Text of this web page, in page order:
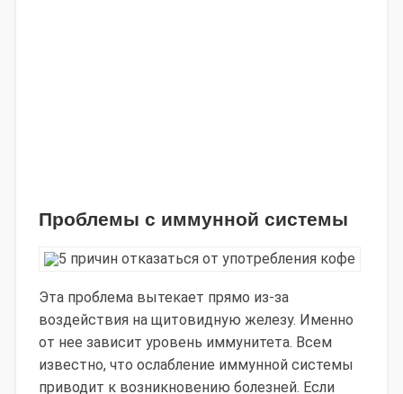
Проблемы с иммунной системы
Эта проблема вытекает прямо из-за
воздействия на щитовидную железу. Именно
от нее зависит уровень иммунитета. Всем
известно, что ослабление иммунной системы
приводит к возникновению болезней. Если